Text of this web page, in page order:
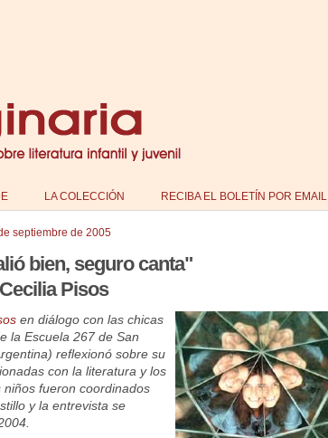
LA COLECCIÓN RECIBA EL BOLETÍN POR EMAIL
septiembre de 2005
bien, seguro canta"
Pisos
en diálogo con las chicas
la Escuela 267 de San
reflexionó sobre su
con la literatura y los
fueron coordinados
y la entrevista se